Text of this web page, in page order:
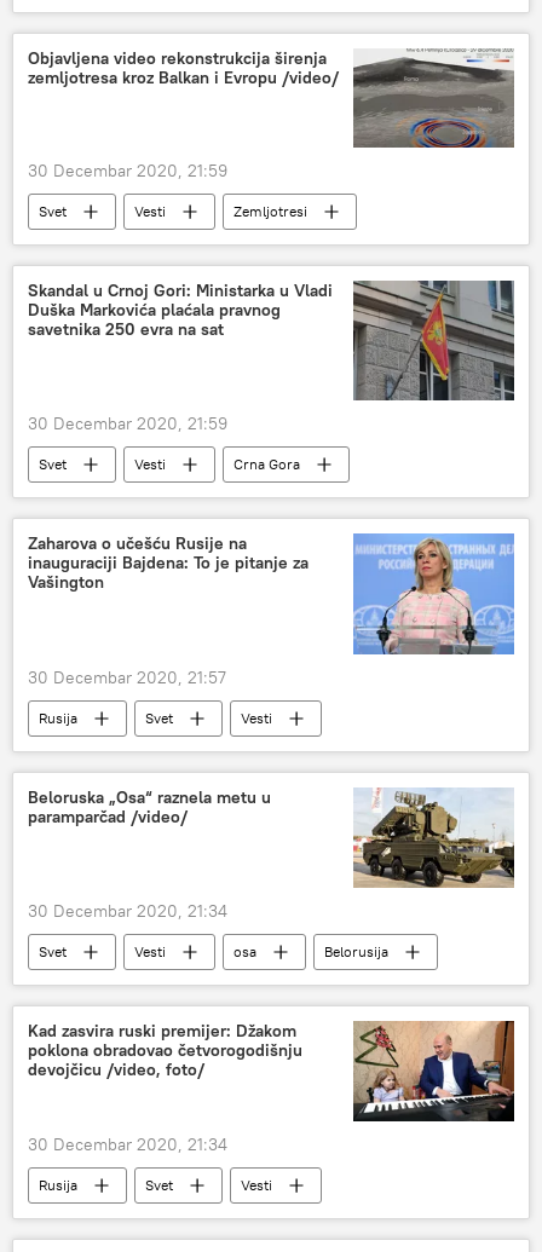
Objavljena video rekonstrukcija širenja
zemljotresa kroz Balkan i Evropu /video/
30 Decembar 2020, 21:59
Svet Vesti
Zemljotresi
video-snimak
Italija
širenje
Hrvatska
Region
Skandal u Crnoj Gori: Ministarka u Vladi
Duška Markovića plaćala pravnog
savetnika 250 evra na sat
30 Decembar 2020, 21:59
Svet Vesti
Crna Gora
skandal
savetnik
plata
Duško Marković
Region
Zaharova o učešću Rusije na
inauguraciji Bajdena: To je pitanje za
Vašington
30 Decembar 2020, 21:57
Rusija Svet
Vesti
Marija Zaharova
Džozef Bajden
inauguracija
Beloruska „Osa“ raznela metu u
paramparčad /video/
30 Decembar 2020, 21:34
Svet Vesti osa
Belorusija
meta
Evropa
Kad zasvira ruski premijer: Džakom
poklona obradovao četvorogodišnju
devojčicu /video, foto/
30 Decembar 2020, 21:34
Rusija Svet
Vesti
Mihail Mišustin
pokloni devojčica